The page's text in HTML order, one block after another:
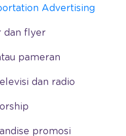
Advertising
dan flyer
pameran
dan radio
promosi